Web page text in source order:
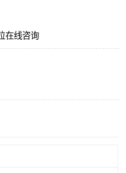
在线咨询